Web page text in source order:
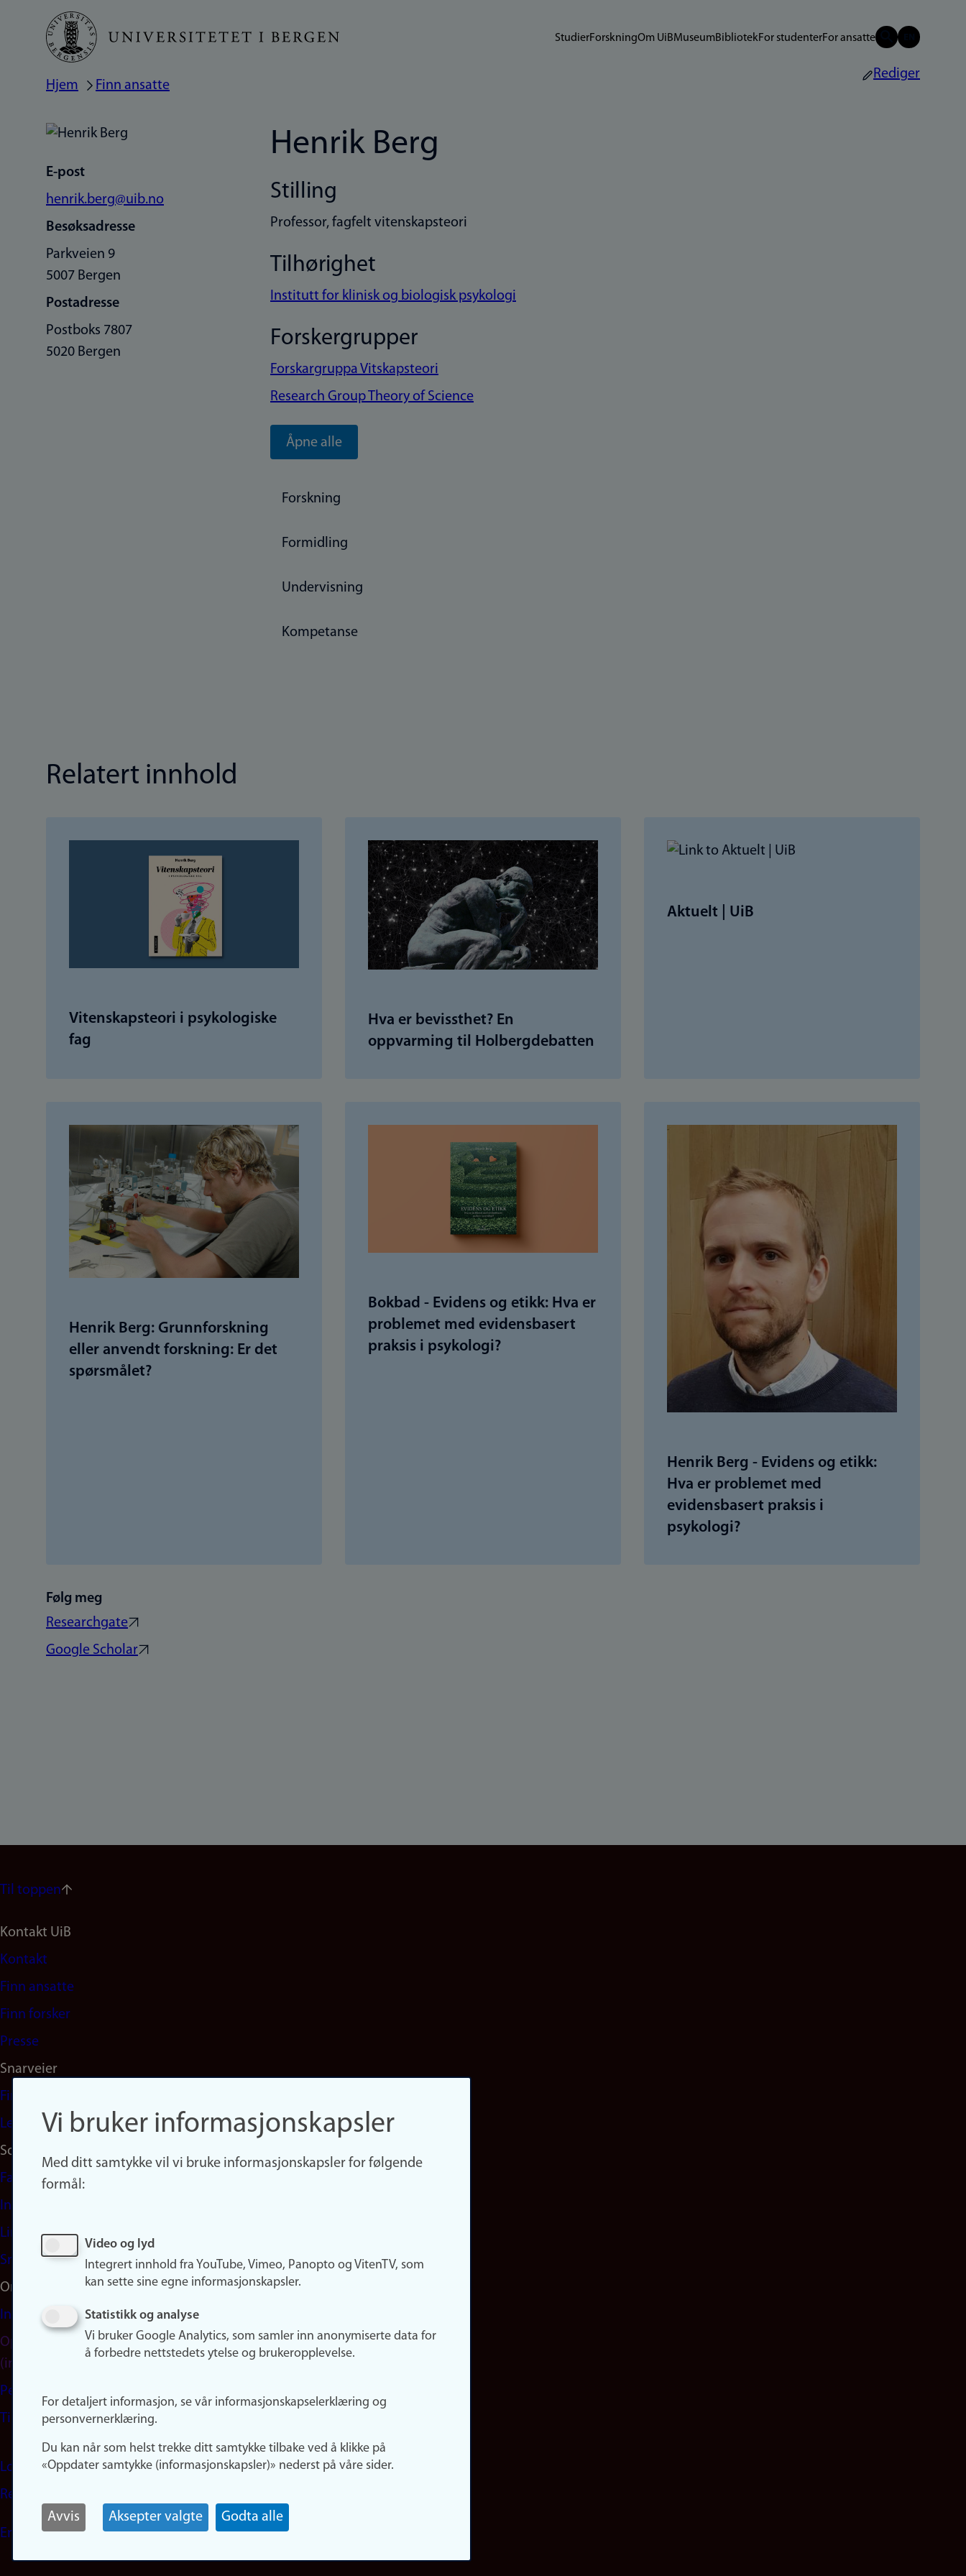
Hopp
hovedinnhold
StudierForskningOm UiBMuseumBibliotekFor studenterFor ansatte
Navigasjonssti
Hjem Finn ansatte
Rediger
E-post
henrik.berg@uib.no
Besøksadresse
Parkveien 9
5007 Bergen
Postadresse
Postboks 7807
5020 Bergen
Henrik Berg
Stilling
Professor, fagfelt vitenskapsteori
Tilhørighet
Institutt for klinisk og biologisk psykologi
Forskergrupper
Forskargruppa Vitskapsteori
Research Group Theory of Science
Åpne alle
Forskning
Formidling
Undervisning
Kompetanse
Relatert innhold
Vitenskapsteori i psykologiske
fag
Hva er bevissthet? En
oppvarming til Holbergdebatten
Aktuelt | UiB
Henrik Berg: Grunnforskning
eller anvendt forskning: Er det
spørsmålet?
Bokbad - Evidens og etikk: Hva er
problemet med evidensbasert
praksis i psykologi?
Henrik Berg - Evidens og etikk:
Hva er problemet med
evidensbasert praksis i
psykologi?
Følg meg
Researchgate
Google Scholar
Til toppen
Footer
navigation
(no)
Kontakt UiB
Kontakt
Finn ansatte
Finn forsker
Presse
Snarveier
Finn studier
Ledige stillinger
Sosiale medier
Facebook
Instagram
LinkedIn
Snapchat
Om nettstedet
Informasjonskapsler
Oppdater samtykke
(informasjonskapsler)
Personvern
Tilgjengelighetserklæring
Logg inn
Rediger din ansattside
English
Vi bruker informasjonskapsler
Med ditt samtykke vil vi bruke informasjonskapsler for følgende
formål:
Video og lyd
Integrert innhold fra YouTube, Vimeo, Panopto og VitenTV, som
kan sette sine egne informasjonskapsler.
Statistikk og analyse
Vi bruker Google Analytics, som samler inn anonymiserte data for
å forbedre nettstedets ytelse og brukeropplevelse.
For detaljert informasjon, se vår informasjonskapselerklæring og
personvernerklæring.
Du kan når som helst trekke ditt samtykke tilbake ved å klikke på
«Oppdater samtykke (informasjonskapsler)» nederst på våre sider.
Avvis Aksepter valgte Godta alle